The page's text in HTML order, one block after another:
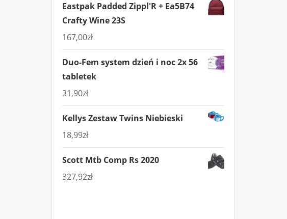
Eastpak Padded Zippl'R + Ea5B74
Crafty Wine 23S
167,00zł
Duo-Fem system dzień i noc 2x 56
tabletek
31,90zł
Kellys Zestaw Twins Niebieski
18,99zł
Scott Mtb Comp Rs 2020
327,92zł